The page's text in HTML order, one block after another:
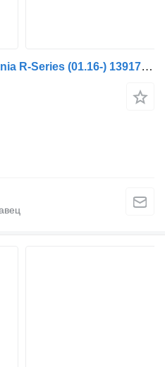
Ресивер воздушный Scania R-Series (01.16-) 1391742 для тягача Scania L,P,G,R,S-series (2016-)